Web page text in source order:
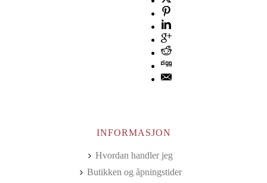
INFORMASJON
Hvordan handler jeg
Butikken og åpningstider